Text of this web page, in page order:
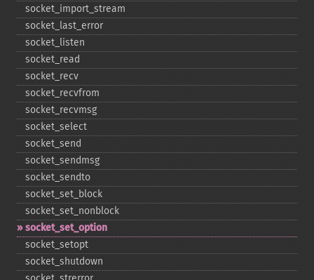
socket_​import_​stream
socket_​last_​error
socket_​listen
socket_​read
socket_​recv
socket_​recvfrom
socket_​recvmsg
socket_​select
socket_​send
socket_​sendmsg
socket_​sendto
socket_​set_​block
socket_​set_​nonblock
socket_​set_​option
socket_​setopt
socket_​shutdown